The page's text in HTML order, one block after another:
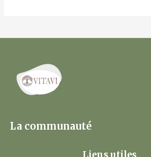
La communauté
Liens utiles